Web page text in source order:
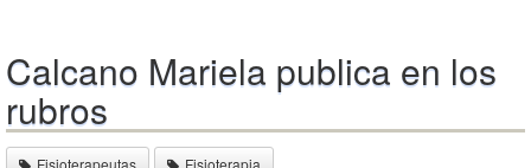
Calcano Mariela publica en los
rubros
Fisioterapeutas Fisioterapia